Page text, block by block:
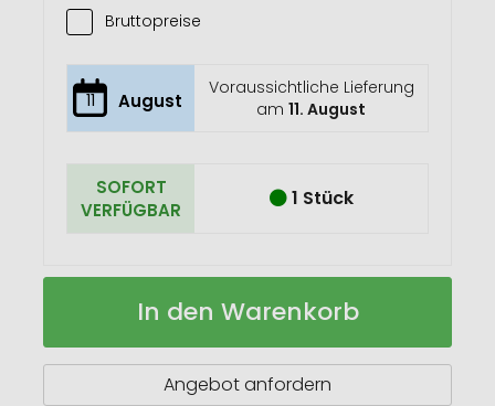
Bruttopreise
11 August
Voraussichtliche Lieferung
am11. August
SOFORT
VERFÜGBAR
1 Stück
Cozy
In den Warenkorb
Angebot anfordern